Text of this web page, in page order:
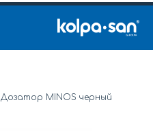
Дозатор MINOS черный